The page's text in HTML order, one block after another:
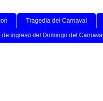
Tragedia del Carnaval
de ingreso del Domingo del